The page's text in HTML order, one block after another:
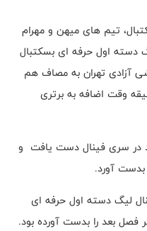
تیم های میهن و مهرام
دسته اول حرفه ای بسکتبال
آزادی تهران به مصاف هم
وقت اضافه به برتری
در سری فینال دست یافت و
بدست آورد.
لیگ دسته اول حرفه ای
فصل بعد را بدست آورده بود.